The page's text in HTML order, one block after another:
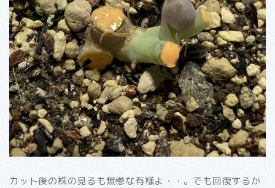
カット後の株の見るも無惨な有様よ・・。でも回復するか